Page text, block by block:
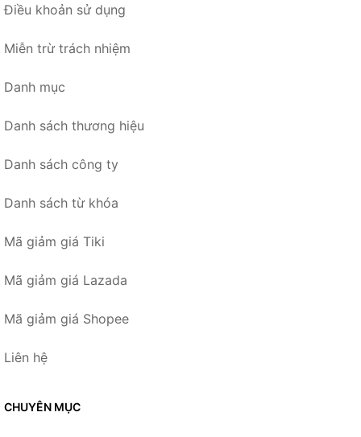
Điều khoản sử dụng
Miễn trừ trách nhiệm
Danh mục
Danh sách thương hiệu
Danh sách công ty
Danh sách từ khóa
Mã giảm giá Tiki
Mã giảm giá Lazada
Mã giảm giá Shopee
Liên hệ
CHUYÊN MỤC